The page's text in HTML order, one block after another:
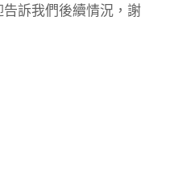
告訴我們後續情況，謝